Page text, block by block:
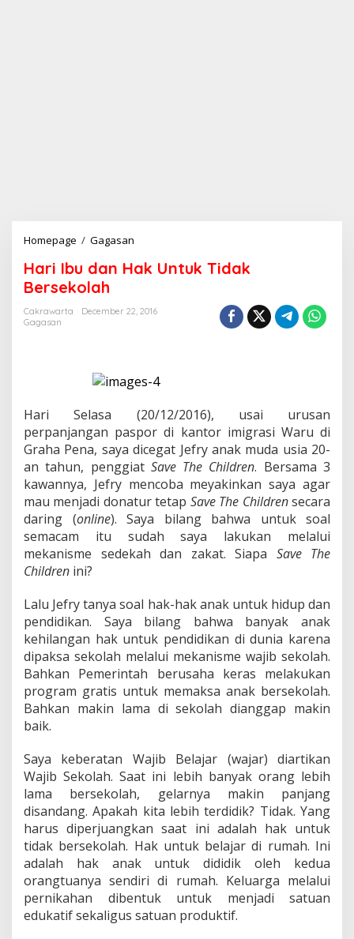
Homepage / Gagasan
r
b
H
k
U
n
t
u
k
T
i
d
a
k
s
k
o
a
h
Hari Ibu dan Hak Untuk Tidak
Bersekolah
Cakrawarta
December 22, 2016
Gagasan
Hari Selasa (20/12/2016), usai urusan
perpanjangan paspor di kantor imigrasi Waru di
Graha Pena, saya dicegat Jefry anak muda usia 20-
an tahun, penggiat Save The Children. Bersama 3
kawannya, Jefry mencoba meyakinkan saya agar
mau menjadi donatur tetap Save The Childrensecara
daring (online). Saya bilang bahwa untuk soal
semacam itu sudah saya lakukan melalui
mekanisme sedekah dan zakat. Siapa Save The
Children ini?
Lalu Jefry tanya soal hak-hak anak untuk hidup dan
pendidikan. Saya bilang bahwa banyak anak
kehilangan hak untuk pendidikan di dunia karena
dipaksa sekolah melalui mekanisme wajib sekolah.
Bahkan Pemerintah berusaha keras melakukan
program gratis untuk memaksa anak bersekolah.
Bahkan makin lama di sekolah dianggap makin
baik.
Saya keberatan Wajib Belajar (wajar) diartikan
Wajib Sekolah. Saat ini lebih banyak orang lebih
lama bersekolah, gelarnya makin panjang
disandang. Apakah kita lebih terdidik? Tidak. Yang
harus diperjuangkan saat ini adalah hak untuk
tidak bersekolah. Hak untuk belajar di rumah. Ini
adalah hak anak untuk dididik oleh kedua
orangtuanya sendiri di rumah. Keluarga melalui
pernikahan dibentuk untuk menjadi satuan
edukatif sekaligus satuan produktif.